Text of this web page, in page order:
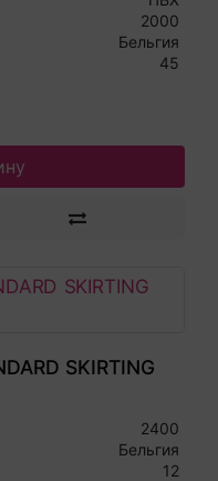
2000
Бельгия
45
SKIRTING
2400
Бельгия
12